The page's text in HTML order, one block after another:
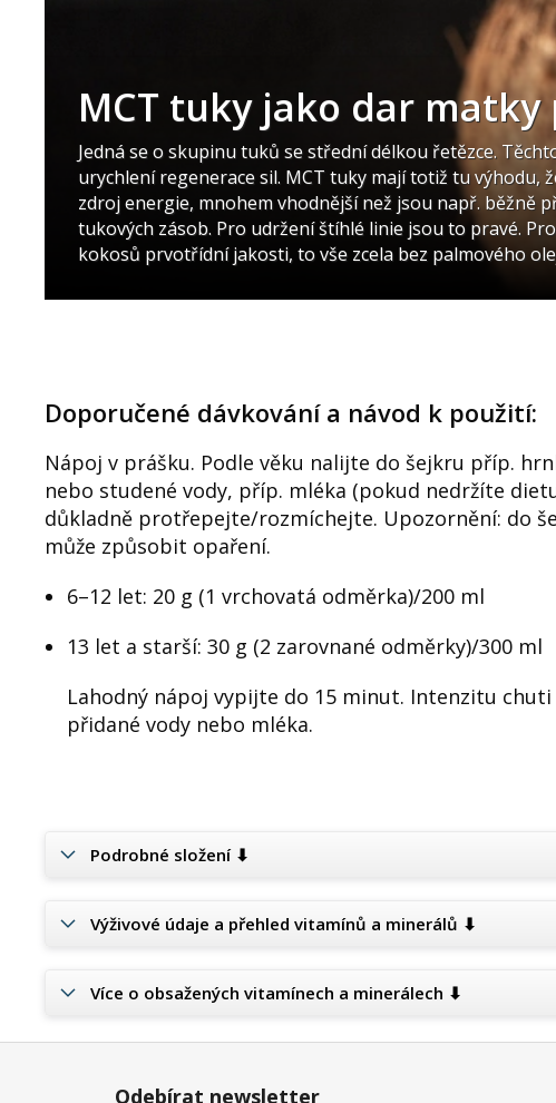
MCT tuky jako dar
Jedná se o skupinu tuků se střední délkou řetězce.
urychlení regenerace sil. MCT tuky mají totiž tu
zdroj energie, mnohem vhodnější než jsou např. běžně
tukových zásob. Pro udržení štíhlé linie jsou to pravé.
kokosů prvotřídní jakosti, to vše zcela bez palmového
Doporučené dávkování a návod k použití:
Nápoj v prášku. Podle věku nalijte do šejkru příp.
nebo studené vody, příp. mléka (pokud nedržíte
důkladně protřepejte/rozmíchejte. Upozornění: do
může způsobit opaření.
6–12 let: 20 g (1 vrchovatá odměrka)/200 ml
13 let a starší: 30 g (2 zarovnané odměrky)/300 ml
Lahodný nápoj vypijte do 15 minut. Intenzitu
přidané vody nebo mléka.
Podrobné složení ⬇
Výživové údaje a přehled vitamínů a minerálů ⬇
Více o obsažených vitamínech a minerálech ⬇
Odebírat newsletter